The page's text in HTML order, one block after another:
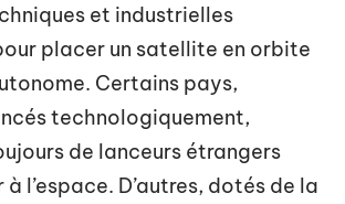
et industrielles
placer un satellite en orbite
Certains pays,
technologiquement,
de lanceurs étrangers
l’espace. D’autres, dotés de la